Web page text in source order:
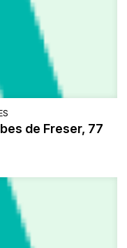
de Freser, 77